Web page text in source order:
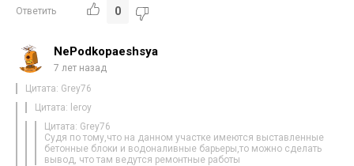
Ответить 0
NePodkopaeshsya
7 лет назад
Цитата: Grey76
Цитата: leroy
Цитата: Grey76
Судя по тому,что на данном участке имеются выставленные
бетонные блоки и водоналивные барьеры,то можно сделать
вывод, что там ведутся ремонтные работы